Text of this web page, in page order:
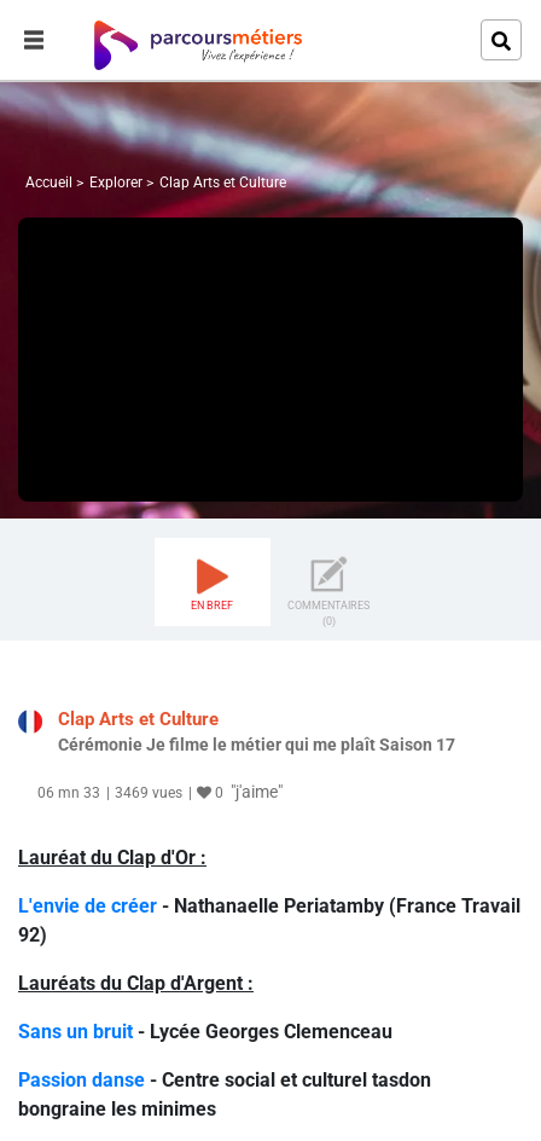
Accueil Explorer Clap Arts et Culture
EN BREF
COMMENTAIRES
(0)
Clap Arts et Culture
Cérémonie Je filme le métier qui me plaît Saison 17
06 mn 33 3469 vues 0 "j'aime"
Lauréat du Clap d'Or :
L'envie de créer - Nathanaelle Periatamby (France Travail
92)
Lauréats du Clap d'Argent :
Sans un bruit- Lycée Georges Clemenceau
Passion danse - Centre social et culturel tasdon
bongraine les minimes